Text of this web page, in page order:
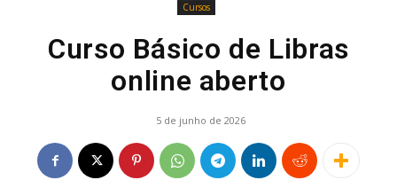
Cursos
Curso Básico de Libras
online aberto
5 de junho de 2026